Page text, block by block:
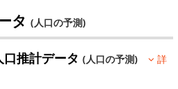
タ (人口の予測)
口推計データ(人口の予測)
詳